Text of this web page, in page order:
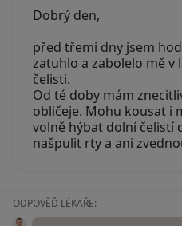
Dobrý den,
před třemi dny jsem
zatuhlo a zabolelo mě v
čelisti.
Od té doby mám
obličeje. Mohu kousat i
volně hýbat dolní čelistí
našpulit rty a ani
ODPOVĚĎ LÉKAŘE: